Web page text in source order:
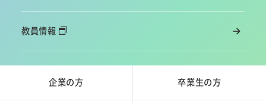
教員情報
企業の方 卒業生の方